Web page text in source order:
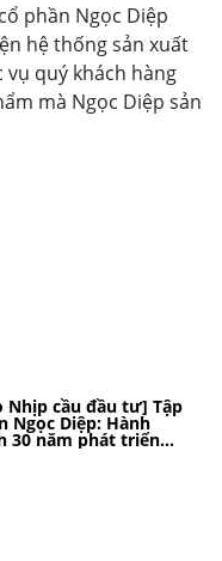
phần Ngọc Diệp
hệ thống sản xuất
quý khách hàng
mà Ngọc Diệp sản
Nhịp cầu đầu tư] Tập
Ngọc Diệp: Hành
30 năm phát triển
vững, kiến tạo vị thế